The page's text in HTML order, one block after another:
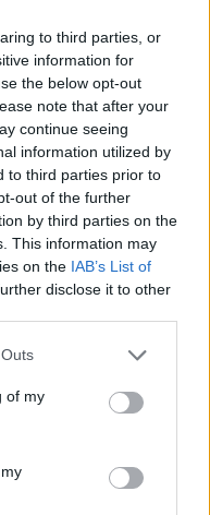
to third parties, or
information for
the below opt-out
note that after your
continue seeing
information utilized by
to third parties prior to
out of the further
by third parties on the
This information may
on the IAB’s List of
disclose it to other
one or more Google
You may click to
its third-party tags to
in below Google
of my